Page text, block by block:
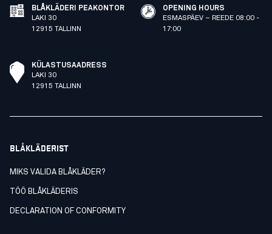
BLÅKLÄDERI PEAKONTOR
LAKI 30
12915 TALLINN
OPENING HOURS
ESMASPÄEV – REEDE 08:00 -
17:00
KÜLASTUSAADRESS
LAKI 30
12915 TALLINN
BLÅKLÄDERIST
MIKS VALIDA BLÅKLÄDER?
TÖÖ BLÅKLÄDERIS
DECLARATION OF CONFORMITY